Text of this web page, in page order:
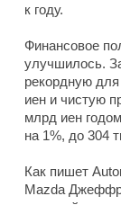
к году.
Финансовое
улучшилось.
рекордную для
иен и чистую
млрд иен
на 1%, до 304
Как пишет
Mazda